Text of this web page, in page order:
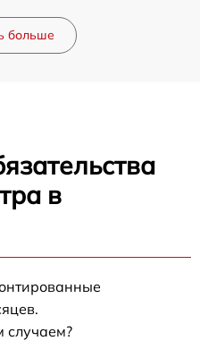
больше
в
случаем?